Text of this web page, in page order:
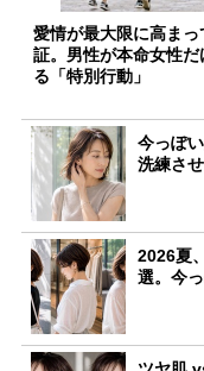
愛情が最大限に高まっ
証。男性が本命女性だ
る「特別行動」
今っぽ
洗練さ
2026夏
選。今